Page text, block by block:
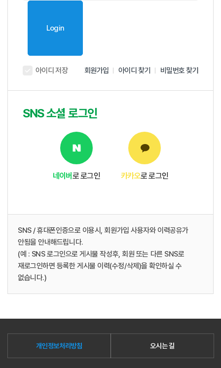
Login
아이디 저장 회원가입 아이디 찾기 비밀번호 찾기
SNS 소셜 로그인
네이버 로 로그인 카카오로 로그인
SNS / 휴대폰인증으로 이용시, 회원가입 사용자와 이력공유가
안됨을 안내해드립니다.
(예 : SNS 로그인으로 게시물 작성후, 회원 또는 다른 SNS로
재로그인하면 등록한 게시물 이력(수정/삭제)을 확인하실 수
없습니다.)
개인정보처리방침 오시는 길